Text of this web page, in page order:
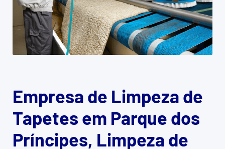
Empresa de Limpeza de
Tapetes em Parque dos
Príncipes, Limpeza de